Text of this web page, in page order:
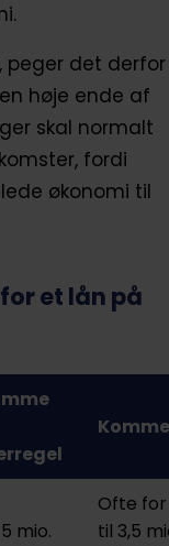
peger det derfor
høje ende af
skal normalt
fordi
økonomi til
et lån på
mio.
Ofte
til 3,5